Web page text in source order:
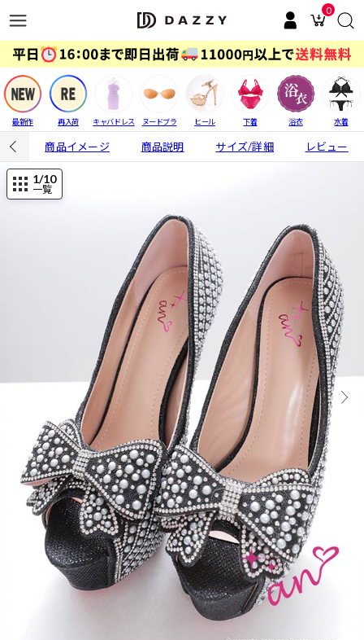
0
最新作 再入荷 キャバドレス ヌードブラ ヒール 下着 浴衣 水着
商品イメージ 商品説明 サイズ/詳細 レビュー
1/10
一覧